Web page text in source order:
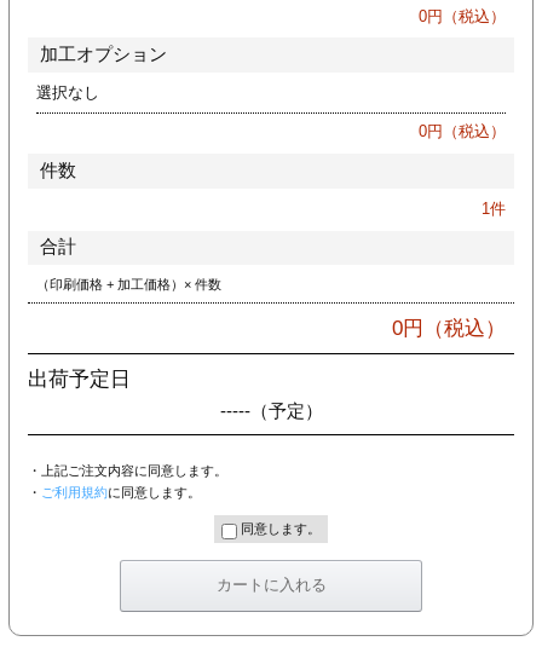
リーブ
0円（税込）
加工オプション
選択なし
0円（税込）
件数
1件
合計
（印刷価格 + 加工価格）× 件数
0円（税込）
出荷予定日
-----（予定）
・上記ご注文内容に同意します。
・ ご利用規約に同意します。
同意します。